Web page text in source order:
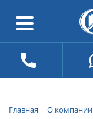
Главная О компании